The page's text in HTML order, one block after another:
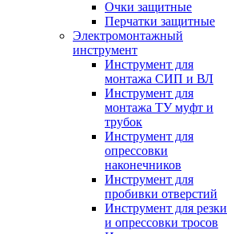
Очки защитные
Перчатки защитные
Электромонтажный
инструмент
Инструмент для
монтажа СИП и ВЛ
Инструмент для
монтажа ТУ муфт и
трубок
Инструмент для
опрессовки
наконечников
Инструмент для
пробивки отверстий
Инструмент для резки
и опрессовки тросов